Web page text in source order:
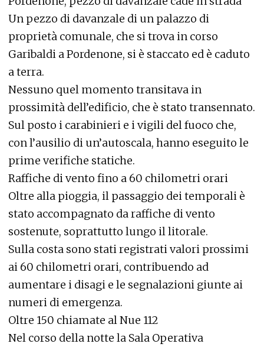
Un pezzo di davanzale di un palazzo di
proprietà comunale, che si trova in corso
Garibaldi a Pordenone, si è staccato ed è caduto
a terra.
Nessuno quel momento transitava in
prossimità dell’edificio, che è stato transennato.
Sul posto i carabinieri e i vigili del fuoco che,
con l’ausilio di un’autoscala, hanno eseguito le
prime verifiche statiche.
Raffiche di vento fino a 60 chilometri orari
Oltre alla pioggia, il passaggio dei temporali è
stato accompagnato da raffiche di vento
sostenute, soprattutto lungo il litorale.
Sulla costa sono stati registrati valori prossimi
ai 60 chilometri orari, contribuendo ad
aumentare i disagi e le segnalazioni giunte ai
numeri di emergenza.
Oltre 150 chiamate al Nue 112
Nel corso della notte la Sala Operativa